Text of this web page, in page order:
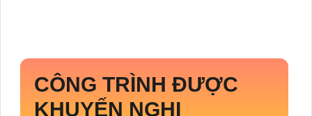
CÔNG TRÌNH ĐƯỢC
KHUYẾN NGHỊ